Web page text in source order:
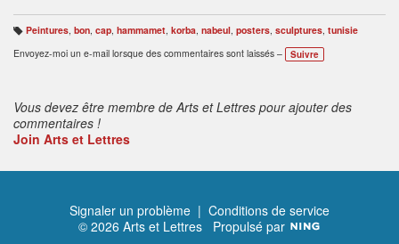
B
ali
s
Peintures, bon, cap, hammamet, korba, nabeul, posters, sculptures, tunisie
Envoyez-moi un e-mail lorsque des commentaires sont laissés –
Suivre
Vous devez être membre de Arts et Lettres pour ajouter des
commentaires !
Join Arts et Lettres
Signaler un problème | Conditions de service
© 2026 Arts et Lettres Propulsé par